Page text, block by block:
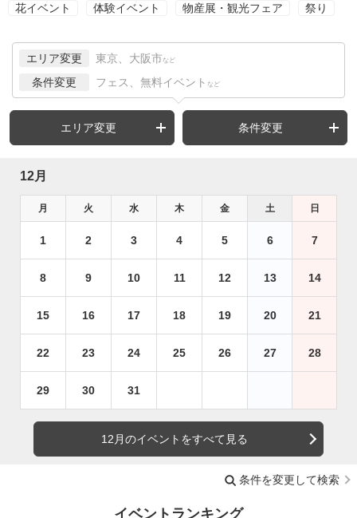
花イベント 体験イベント 物産展・観光フェア 祭り
エリア変更 東京、大阪市 など
条件変更 フェス、無料イベント など
エリア変更 条件変更
12月
月 火 水 木 金 土 日
1 2 3 4 5 6 7
8 9 10 11 12 13 14
15 16 17 18 19 20 21
22 23 24 25 26 27 28
29 30 31
12月のイベントをすべて見る
条件を変更して検索
イベントランキング